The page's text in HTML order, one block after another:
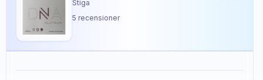
Stiga
5 recensioner